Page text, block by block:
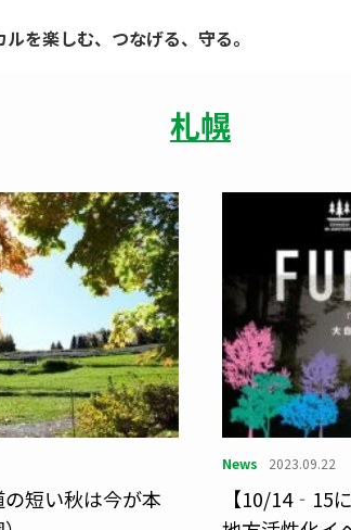
を楽しむ、つなげる、守る。
札幌
の短い秋は今が本
News 2023.09.22
【10/14‐15